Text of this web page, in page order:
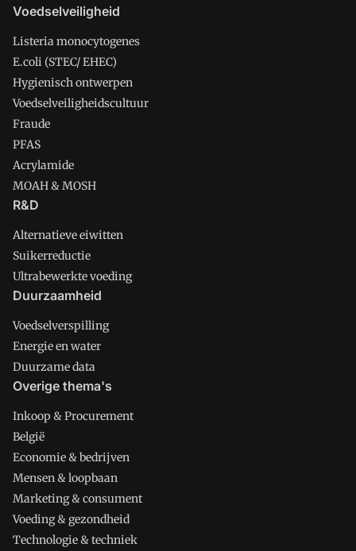
Voedselveiligheid
Listeria monocytogenes
E.coli (STEC/ EHEC)
Hygienisch ontwerpen
Voedselveiligheidscultuur
Fraude
PFAS
Acrylamide
MOAH & MOSH
R&D
Alternatieve eiwitten
Suikerreductie
Ultrabewerkte voeding
Duurzaamheid
Voedselverspilling
Energie en water
Duurzame data
Overige thema's
Inkoop & Procurement
België
Economie & bedrijven
Mensen & loopbaan
Marketing & consument
Voeding & gezondheid
Technologie & techniek